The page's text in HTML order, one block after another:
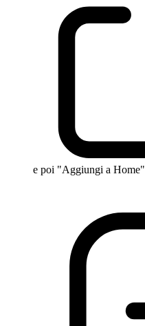
e poi "Aggiungi a Home"